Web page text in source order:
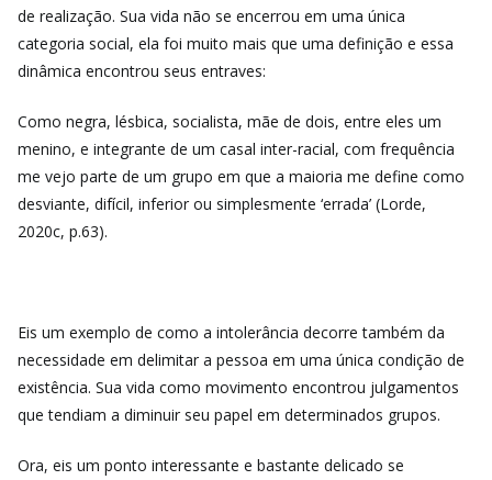
de realização. Sua vida não se encerrou em uma única
categoria social, ela foi muito mais que uma definição e essa
dinâmica encontrou seus entraves:
Como negra, lésbica, socialista, mãe de dois, entre eles um
menino, e integrante de um casal inter-racial, com frequência
me vejo parte de um grupo em que a maioria me define como
desviante, difícil, inferior ou simplesmente ‘errada’ (Lorde,
2020c, p.63).
Eis um exemplo de como a intolerância decorre também da
necessidade em delimitar a pessoa em uma única condição de
existência. Sua vida como movimento encontrou julgamentos
que tendiam a diminuir seu papel em determinados grupos.
Ora, eis um ponto interessante e bastante delicado se